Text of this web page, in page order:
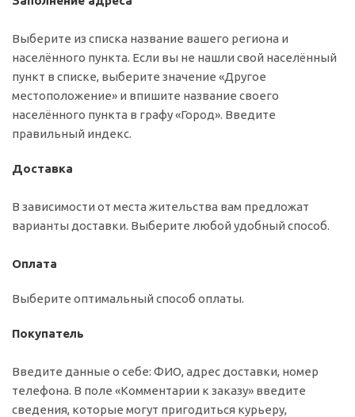
Выберите из списка название вашего региона и
населённого пункта. Если вы не нашли свой населённый
пункт в списке, выберите значение «Другое
местоположение» и впишите название своего
населённого пункта в графу «Город». Введите
правильный индекс.
Доставка
В зависимости от места жительства вам предложат
варианты доставки. Выберите любой удобный способ.
Оплата
Выберите оптимальный способ оплаты.
Покупатель
Введите данные о себе: ФИО, адрес доставки, номер
телефона. В поле «Комментарии к заказу» введите
сведения, которые могут пригодиться курьеру,